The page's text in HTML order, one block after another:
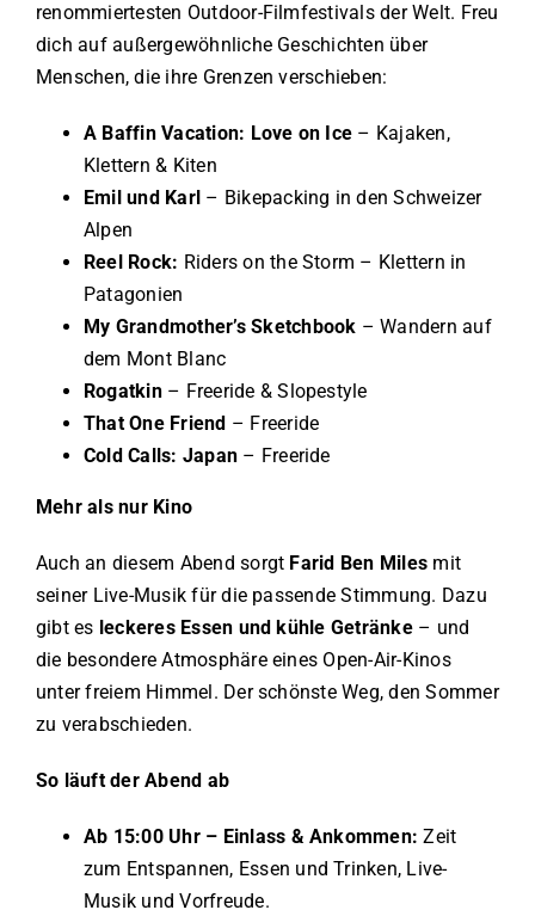
renommiertesten Outdoor-Filmfestivals der Welt. Freu
dich auf außergewöhnliche Geschichten über
Menschen, die ihre Grenzen verschieben:
A Baffin Vacation: Love on Ice – Kajaken,
Klettern & Kiten
Emil und Karl – Bikepacking in den Schweizer
Alpen
Reel Rock: Riders on the Storm – Klettern in
Patagonien
My Grandmother’s Sketchbook – Wandern auf
dem Mont Blanc
Rogatkin– Freeride & Slopestyle
That One Friend – Freeride
Cold Calls: Japan – Freeride
Mehr als nur Kino
Auch an diesem Abend sorgt Farid Ben Miles mit
seiner Live-Musik für die passende Stimmung. Dazu
gibt es leckeres Essen und kühle Getränke– und
die besondere Atmosphäre eines Open-Air-Kinos
unter freiem Himmel. Der schönste Weg, den Sommer
zu verabschieden.
So läuft der Abend ab
Ab 15:00 Uhr – Einlass & Ankommen: Zeit
zum Entspannen, Essen und Trinken, Live-
Musik und Vorfreude.